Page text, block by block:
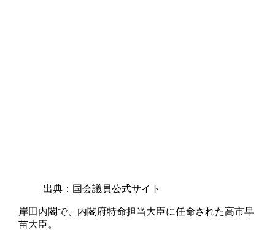
出典：国会議員公式サイト
岸田内閣で、内閣府特命担当大臣に任命された高市早
苗大臣。